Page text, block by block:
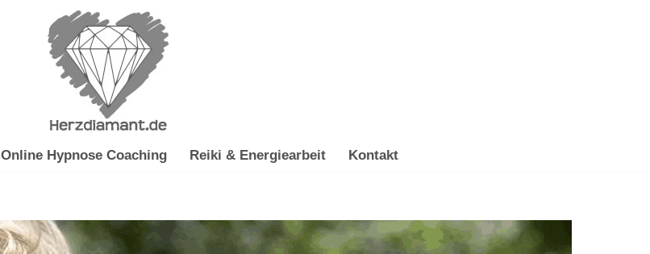
Online Hypnose Coaching Reiki & Energiearbeit Kontakt